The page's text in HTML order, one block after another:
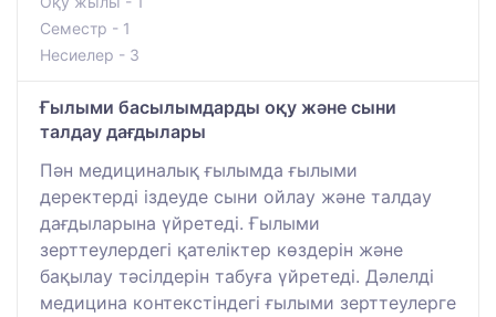
Семестр - 1
Несиелер - 3
Ғылыми басылымдарды оқу және сыни
талдау дағдылары
Пән медициналық ғылымда ғылыми
деректерді іздеуде сыни ойлау және талдау
дағдыларына үйретеді. Ғылыми
зерттеулердегі қателіктер көздерін және
бақылау тәсілдерін табуға үйретеді. Дәлелді
медицина контекстіндегі ғылыми зерттеулерге